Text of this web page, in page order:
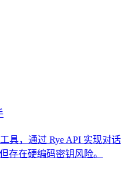
具，通过 Rye API 实现对话
存在硬编码密钥风险。